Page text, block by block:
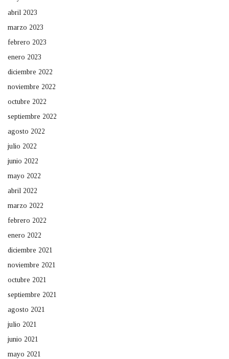
abril 2023
marzo 2023
febrero 2023
enero 2023
diciembre 2022
noviembre 2022
octubre 2022
septiembre 2022
agosto 2022
julio 2022
junio 2022
mayo 2022
abril 2022
marzo 2022
febrero 2022
enero 2022
diciembre 2021
noviembre 2021
octubre 2021
septiembre 2021
agosto 2021
julio 2021
junio 2021
mayo 2021